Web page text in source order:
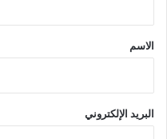
*
الاسم
البريد الإلكتروني